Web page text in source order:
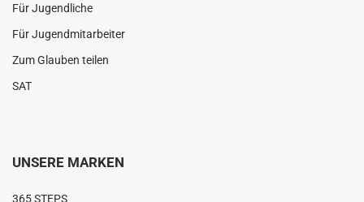
Für Jugendliche
Für Jugendmitarbeiter
Zum Glauben teilen
SAT
UNSERE MARKEN
365 STEPS